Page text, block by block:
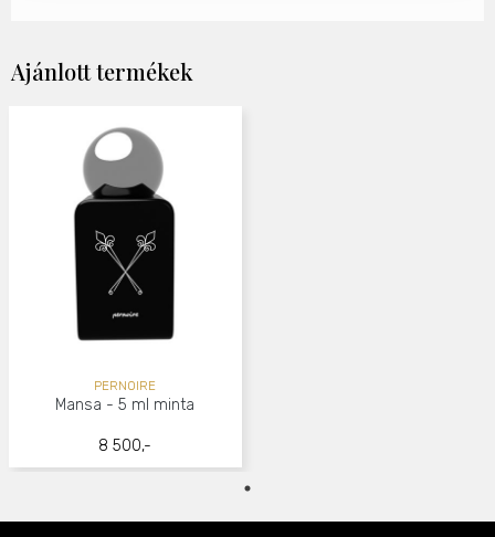
Ajánlott termékek
8 500,-
PERNOIRE
Mansa - 5 ml minta